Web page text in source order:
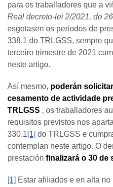
para os traballadores que a
Real decreto-lei 2/2021, do
esgotasen os períodos de
338.1 do TRLGSS, sempre
terceiro trimestre de 2021
neste artigo.
Así mesmo, poderán
cesamento de actividade
TRLGSS , os traballadores
requisitos previstos nos
330.1[1] do TRLGSS e
contemplan neste artigo. O
prestación finalizará o 30 de
[1] Estar afiliados e en alta